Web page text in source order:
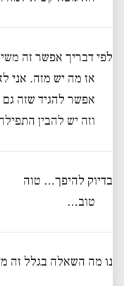
לפי דבריך אפשר זה
אז מה יש מזה. אני
אפשר להגיד שזה
וזה יש להבין
בדיוק להיפך… טוה
טוב…
נו מה השאלה בגלל זה